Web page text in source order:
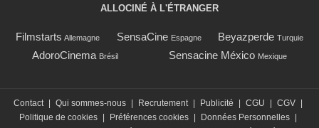
ALLOCINÉ À L'ÉTRANGER
Filmstarts Allemagne SensaCine Espagne Beyazperde Turquie
AdoroCinema Brésil Sensacine México Mexique
Contact Qui sommes-nous Recrutement Publicité CGU CGV
Politique de cookies
Préférences cookies Données Personnelles